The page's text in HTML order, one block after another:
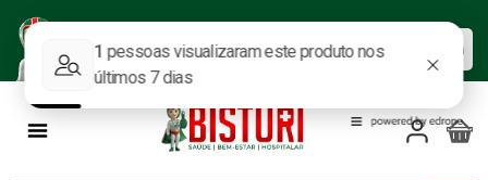
ofertas.
Baixar agora